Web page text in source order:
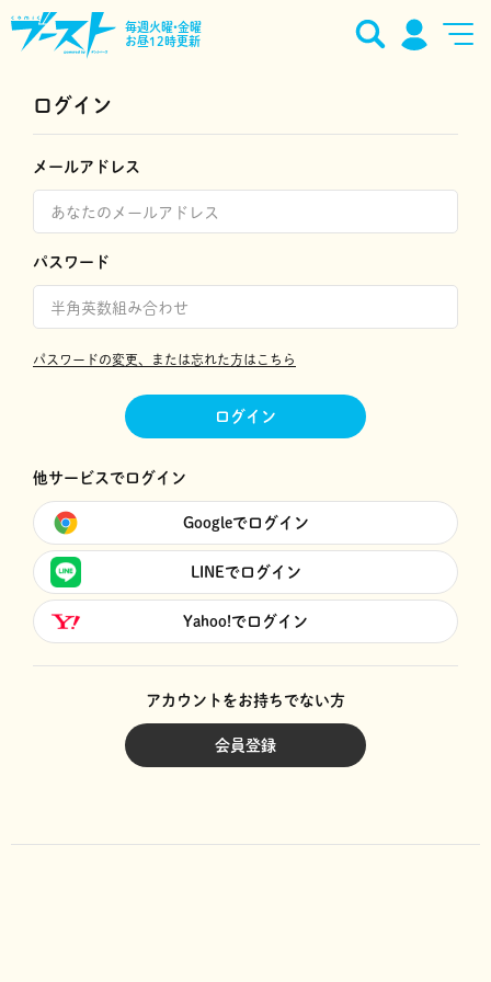
毎週火曜•金曜
お昼12時更新
ログイン
メールアドレス
パスワード
パスワードの変更、または忘れた方はこちら
ログイン
他サービスでログイン
Googleでログイン
LINEでログイン
Yahoo!でログイン
アカウントをお持ちでない方
会員登録